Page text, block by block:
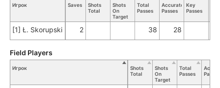
Игрок Saves
Shots
Total
Shots
On
Target
Total
Passes
Accurate
Passes
Key
Passes
[1] Ł. Skorupski 2 38 28
Игрок
Shots
Total
Shots
On
Target
Total
Passes
Passes
Field Players